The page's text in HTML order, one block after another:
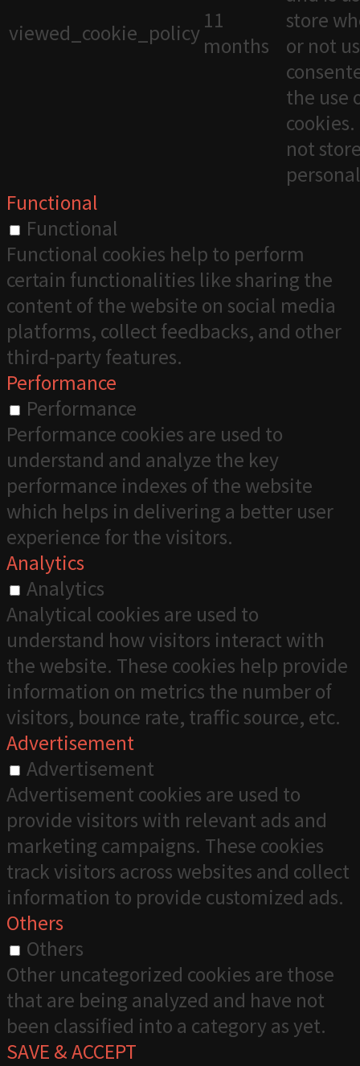
viewed_cookie_policy 11
months
store
or not
the use
not
Functional
Functional
Functional cookies help to perform
certain functionalities like sharing the
content of the website on social media
platforms, collect feedbacks, and other
third-party features.
Performance
Performance
Performance cookies are used to
understand and analyze the key
performance indexes of the website
which helps in delivering a better user
experience for the visitors.
Analytics
Analytics
Analytical cookies are used to
understand how visitors interact with
the website. These cookies help provide
information on metrics the number of
visitors, bounce rate, traffic source, etc.
Advertisement
Advertisement
Advertisement cookies are used to
provide visitors with relevant ads and
marketing campaigns. These cookies
track visitors across websites and collect
information to provide customized ads.
Others
Others
Other uncategorized cookies are those
that are being analyzed and have not
been classified into a category as yet.
SAVE & ACCEPT